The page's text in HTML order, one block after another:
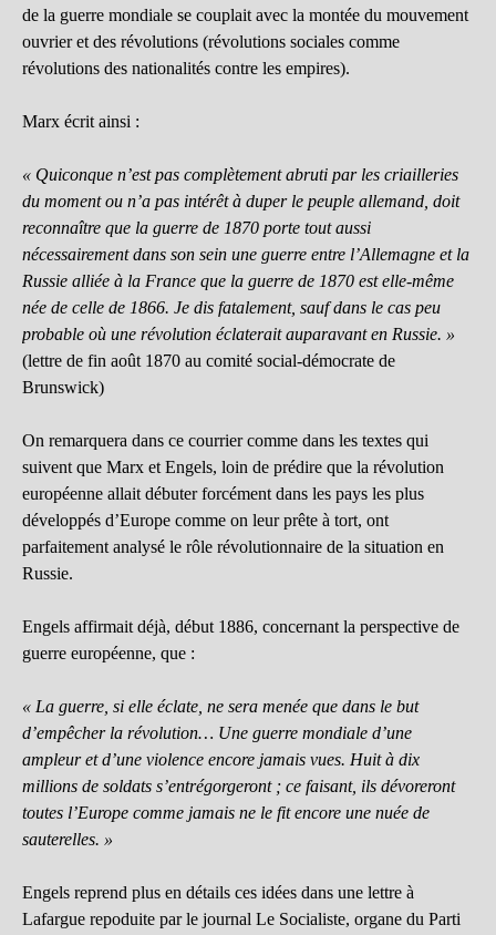
de la guerre mondiale se couplait avec la montée du mouvement
ouvrier et des révolutions (révolutions sociales comme
révolutions des nationalités contre les empires).
Marx écrit ainsi :
« Quiconque n’est pas complètement abruti par les criailleries
du moment ou n’a pas intérêt à duper le peuple allemand, doit
reconnaître que la guerre de 1870 porte tout aussi
nécessairement dans son sein une guerre entre l’Allemagne et la
Russie alliée à la France que la guerre de 1870 est elle-même
née de celle de 1866. Je dis fatalement, sauf dans le cas peu
probable où une révolution éclaterait auparavant en Russie. »
(lettre de fin août 1870 au comité social-démocrate de
Brunswick)
On remarquera dans ce courrier comme dans les textes qui
suivent que Marx et Engels, loin de prédire que la révolution
européenne allait débuter forcément dans les pays les plus
développés d’Europe comme on leur prête à tort, ont
parfaitement analysé le rôle révolutionnaire de la situation en
Russie.
Engels affirmait déjà, début 1886, concernant la perspective de
guerre européenne, que :
« La guerre, si elle éclate, ne sera menée que dans le but
d’empêcher la révolution… Une guerre mondiale d’une
ampleur et d’une violence encore jamais vues. Huit à dix
millions de soldats s’entrégorgeront ; ce faisant, ils dévoreront
toutes l’Europe comme jamais ne le fit encore une nuée de
sauterelles. »
Engels reprend plus en détails ces idées dans une lettre à
Lafargue repoduite par le journal Le Socialiste, organe du Parti